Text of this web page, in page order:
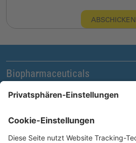
ABSCHICKEN
Biopharmaceuticals
Legal und Compliance